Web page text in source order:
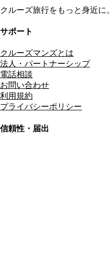
クルーズ旅行をもっと身近に。
サポート
クルーズマンズとは
法人・パートナーシップ
電話相談
お問い合わせ
利用規約
プライバシーポリシー
信頼性・届出